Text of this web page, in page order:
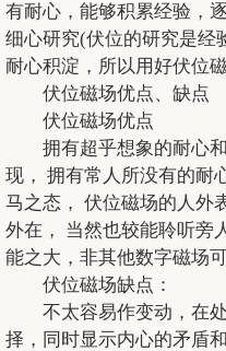
有耐心，能够积累经验，
细心研究(伏位的研究是经
耐心积淀，所以用好伏位
伏位磁场优点、缺点
伏位磁场优点
拥有超乎想象的耐心和
现， 拥有常人所没有的耐
马之态， 伏位磁场的人外
外在， 当然也较能聆听旁
能之大，非其他数字磁场可
伏位磁场缺点：
不太容易作变动，在处
择，同时显示内心的矛盾